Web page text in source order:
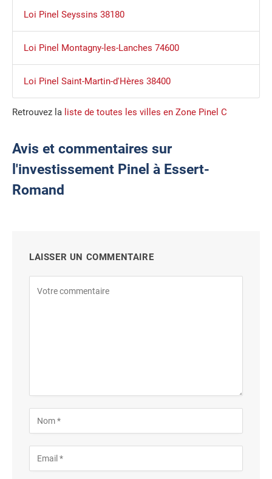
Loi Pinel Seyssins 38180
Loi Pinel Montagny-les-Lanches 74600
Loi Pinel Saint-Martin-d'Hères 38400
Retrouvez la liste de toutes les villes en Zone Pinel C
Avis et commentaires sur
l'investissement Pinel à Essert-
Romand
LAISSER UN COMMENTAIRE